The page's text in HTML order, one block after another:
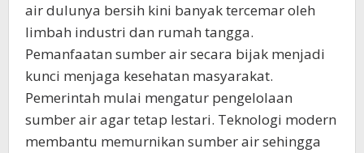
air dulunya bersih kini banyak tercemar oleh
limbah industri dan rumah tangga.
Pemanfaatan sumber air secara bijak menjadi
kunci menjaga kesehatan masyarakat.
Pemerintah mulai mengatur pengelolaan
sumber air agar tetap lestari. Teknologi modern
membantu memurnikan sumber air sehingga